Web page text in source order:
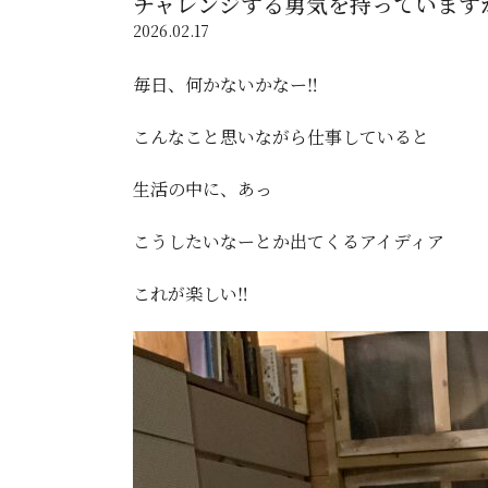
2026.02.17
毎日、何かないかなー‼️
こんなこと思いながら仕事していると
生活の中に、あっ
こうしたいなーとか出てくるアイディア
これが楽しい‼️